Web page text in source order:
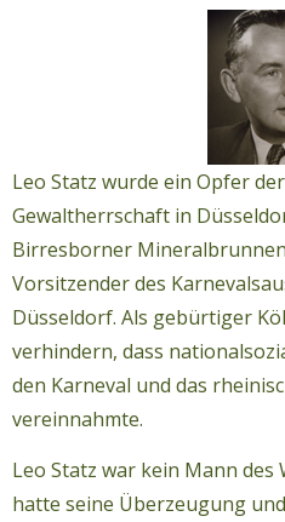
Leo Statz wurde ein Opfer
Gewaltherrschaft in
Birresborner Mineralbrunnen
Vorsitzender des
Düsseldorf. Als gebürtiger
verhindern, dass
den Karneval und das
vereinnahmte.
Leo Statz war kein Mann des
hatte seine Überzeugung